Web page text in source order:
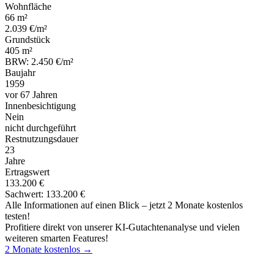
Wohnfläche
66 m²
2.039 €/m²
Grundstück
405 m²
BRW: 2.450 €/m²
Baujahr
1959
vor 67 Jahren
Innenbesichtigung
Nein
nicht durchgeführt
Restnutzungsdauer
23
Jahre
Ertragswert
133.200 €
Sachwert: 133.200 €
Alle Informationen auf einen Blick – jetzt 2 Monate kostenlos
testen!
Profitiere direkt von unserer KI-Gutachtenanalyse und vielen
weiteren smarten Features!
2 Monate kostenlos →